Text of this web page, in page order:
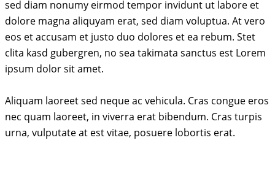
sed diam nonumy eirmod tempor invidunt ut labore et
dolore magna aliquyam erat, sed diam voluptua. At vero
eos et accusam et justo duo dolores et ea rebum. Stet
clita kasd gubergren, no sea takimata sanctus est Lorem
ipsum dolor sit amet.
Aliquam laoreet sed neque ac vehicula. Cras congue eros
nec quam laoreet, in viverra erat bibendum. Cras turpis
urna, vulputate at est vitae, posuere lobortis erat.